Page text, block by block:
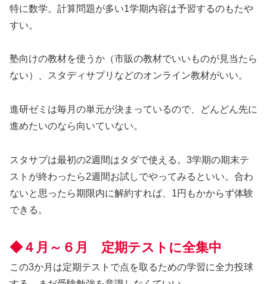
特に数学。計算問題が多い1学期内容は予習するのもたや
すい。
塾向けの教材を使うか（市販の教材でいいものが見当たら
ない）、スタディサプリなどのオンライン教材がいい。
進研ゼミは毎月の単元が決まっているので、どんどん先に
進めたいのなら向いていない。
スタサプは最初の2週間はタダで使える。3学期の期末テ
ストが終わったら2週間お試しでやってみるといい。合わ
ないと思ったら期限内に解約すれば、1円もかからず体験
できる。
◆４月～６月 定期テストに全集中
この3か月は定期テストで点を取るための学習に全力投球